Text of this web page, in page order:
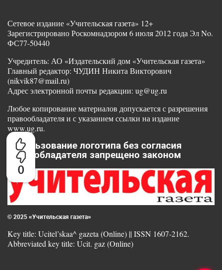
0
Сетевое издание «Учительская газета» 12+
Зарегистрировано Роскомнадзором 6 июля 2012 года Эл No.
ФС77-50440
Учредитель: АО «Издательский дом «Учительская газета»
Главный редактор: ЧУДИН Никита Викторович
(nikvik87@mail.ru)
Адрес электронной почты редакции: ug@ug.ru
Любое копирование материалов допускается с разрешения
правообладателя и с указанием ссылки на издание
www.ug.ru.
Использование логотипа без согласия
правообладателя запрещено законом
© 2025 «Учительская газета»
Key title: Ucitel’skaa^ gazeta (Online) || ISSN 1607-2162.
Abbreviated key title: Ucit. gaz (Online)